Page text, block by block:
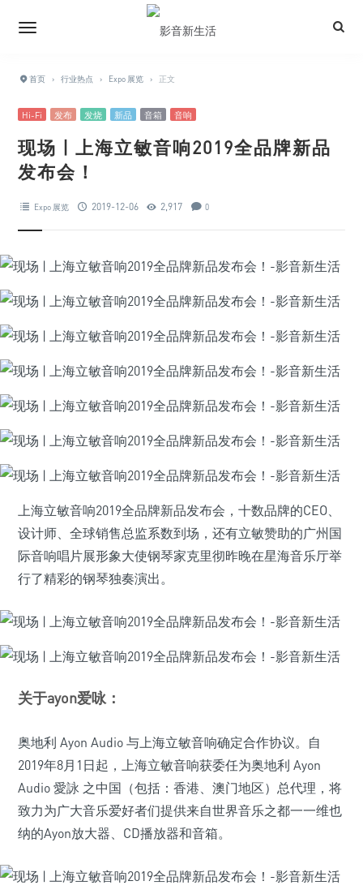
首页 › 行业热点 › Expo 展览 › 正文
Hi-Fi 发布 发烧 新品 音箱 音响
现场 | 上海立敏音响2019全品牌新品
发布会！
Expo 展览 2019-12-06 2,917 0
上海立敏音响2019全品牌新品发布会，十数品牌的CEO、
设计师、全球销售总监系数到场，还有立敏赞助的广州国
际音响唱片展形象大使钢琴家克里彻昨晚在星海音乐厅举
行了精彩的钢琴独奏演出。
关于ayon爱咏：
奥地利 Ayon Audio 与上海立敏音响确定合作协议。自
2019年8月1日起，上海立敏音响获委任为奥地利 Ayon
Audio 愛詠 之中国（包括：香港、澳门地区）总代理，将
致力为广大音乐爱好者们提供来自世界音乐之都一一维也
纳的Ayon放大器、CD播放器和音箱。